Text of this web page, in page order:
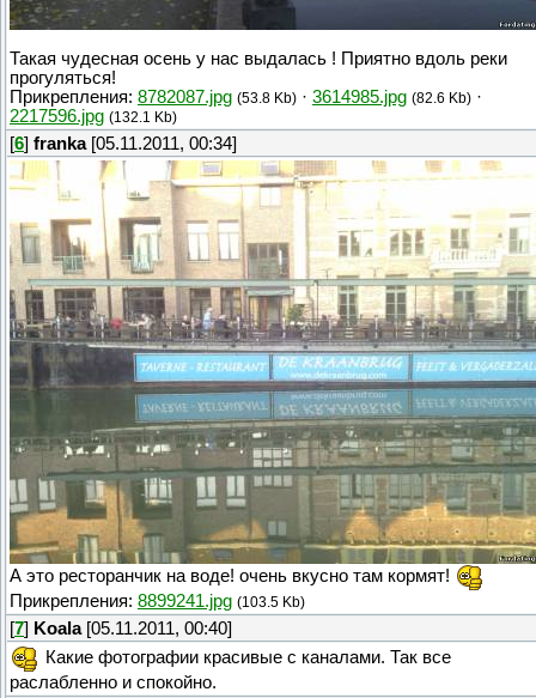
Такая чудесная осень у нас выдалась ! Приятно вдоль реки
прогуляться!
Прикрепления: 8782087.jpg (53.8 Kb) · 3614985.jpg (82.6 Kb) ·
2217596.jpg (132.1 Kb)
[6] franka[05.11.2011, 00:34]
А это ресторанчик на воде! очень вкусно там кормят!
Прикрепления: 8899241.jpg (103.5 Kb)
[7] Koala[05.11.2011, 00:40]
Какие фотографии красивые с каналами. Так все
раслабленно и спокойно.